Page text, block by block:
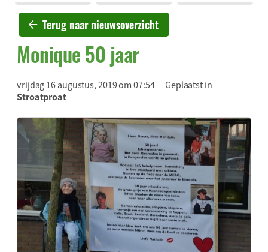
Terug naar nieuwsoverzicht
Monique 50 jaar
vrijdag 16 augustus, 2019 om 07:54
Geplaatst in
Stroatproat